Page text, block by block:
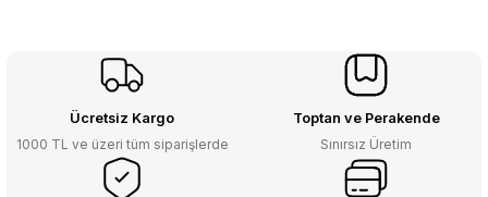
Ücretsiz Kargo
1000 TL ve üzeri tüm siparişlerde
Toptan ve Perakende
Sınırsız Üretim